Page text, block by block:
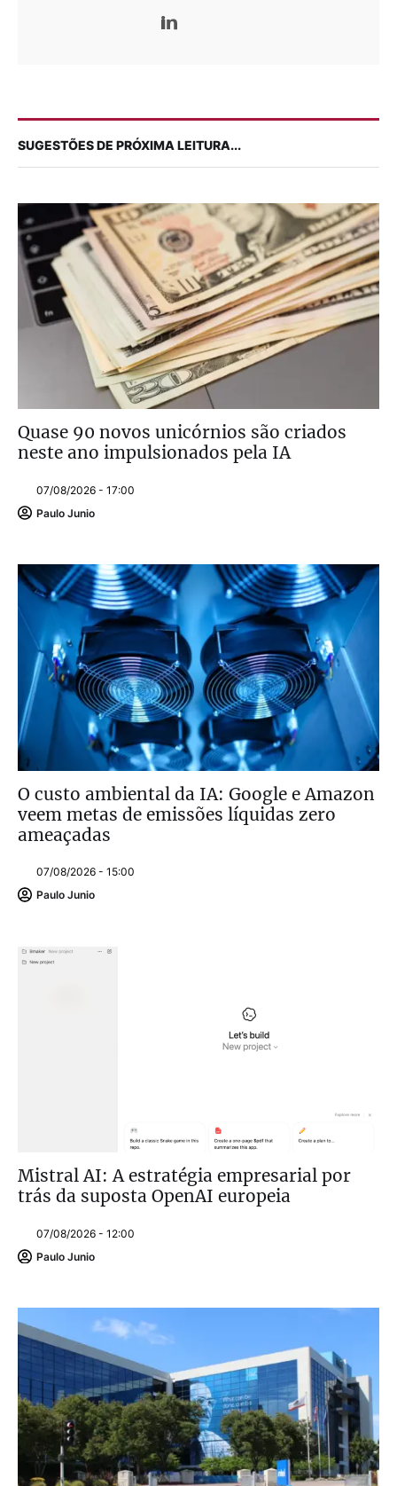
SUGESTÕES DE PRÓXIMA LEITURA...
Quase 90 novos unicórnios são criados
neste ano impulsionados pela IA
07/08/2026 - 17:00
Paulo Junio
O custo ambiental da IA: Google e Amazon
veem metas de emissões líquidas zero
ameaçadas
07/08/2026 - 15:00
Paulo Junio
Mistral AI: A estratégia empresarial por
trás da suposta OpenAI europeia
07/08/2026 - 12:00
Paulo Junio